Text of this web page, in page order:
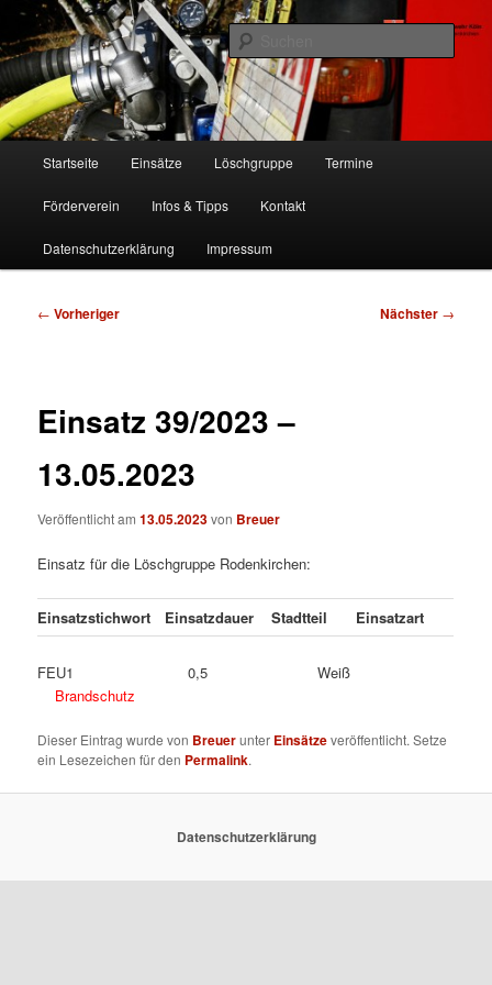
Zum
primären
Inhalt
springenFF Köln, LG RD
Freiwillige Feuerwehr Köln, Löschgruppe Rodenkirchen
Startseite Einsätze Löschgruppe Termine
Förderverein Infos & Tipps Kontakt
Datenschutzerklärung Impressum
Beitragsnavigation
← Vorheriger Nächster →
Einsatz 39/2023 –
13.05.2023
Veröffentlicht am13.05.2023von Breuer
Einsatz für die Löschgruppe Rodenkirchen:
Einsatzstichwort Einsatzdauer Stadtteil Einsatzart
FEU1 0,5 Weiß
Brandschutz
Dieser Eintrag wurde von Breuerunter Einsätzeveröffentlicht. Setze
ein Lesezeichen für den Permalink.
Datenschutzerklärung